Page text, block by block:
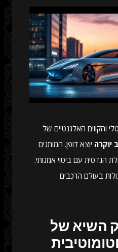
והקווים האלגנטיים של
יוקרה יוצא דופן. המותגים
הנדסית עם ביטוי אמנותי.
בעולם הרכבים
השיא של